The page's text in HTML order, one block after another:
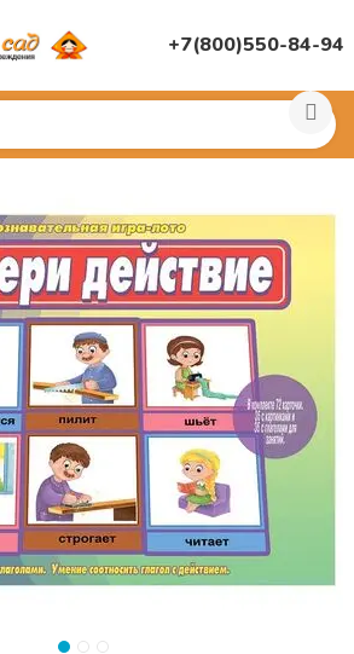
+7(800)550-84-94
ИГРЫ Настольные игры